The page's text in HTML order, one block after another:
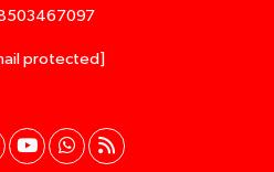
protected]